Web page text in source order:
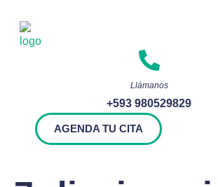
Llámanos
+593 980529829
AGENDA TU CITA